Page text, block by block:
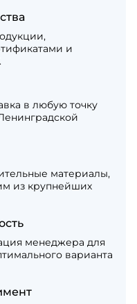
и
в любую точку
материалы,
из крупнейших
менеджера для
варианта